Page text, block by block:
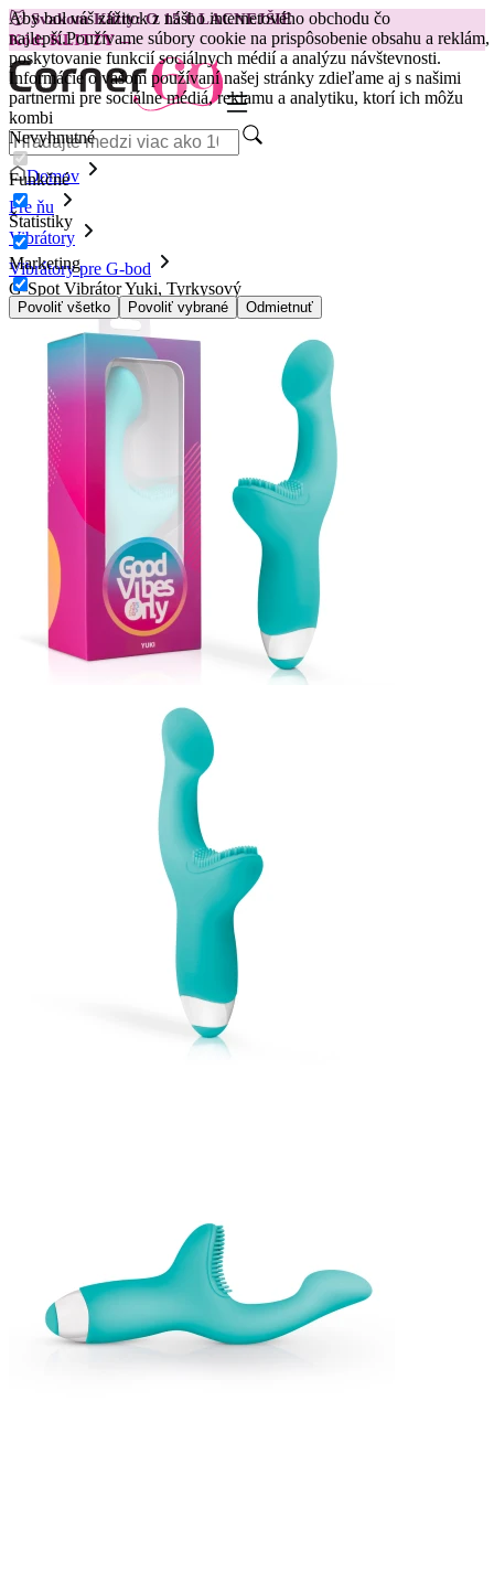
Aby bol váš zážitok z nášho internetového obchodu čo
najlepší.Používame súbory cookie na prispôsobenie obsahu a reklám,
poskytovanie funkcií sociálnych médií a analýzu návštevnosti.
Informácie o vašom používaní našej stránky zdieľame aj s našimi
partnermi pre sociálne médiá, reklamu a analytiku, ktorí ich môžu
kombi
Nevyhnutné
Funkčné
Štatistiky
Marketing
Povoliť všetko Povoliť vybrané Odmietnuť
😽Svakom Klitty: O 15 € LACNEJŠIE
Kód: KLITTY →
Domov
Pre ňu
Vibrátory
Vibrátory pre G-bod
G-Spot Vibrátor Yuki, Tyrkysový